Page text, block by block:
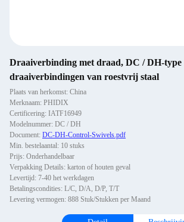
Draaiverbinding met draad, DC / DH-type
draaiverbindingen van roestvrij staal
Plaats van herkomst: China
Merknaam: PHIDIX
Certificering: IATF16949
Modelnummer: DC / DH
Document: DC-DH-Control-Swivels.pdf
Min. bestelaantal: 10 stuks
Prijs: Onderhandelbaar
Verpakking Details: karton of houten geval
Levertijd: 7-40 het werkdagen
Betalingscondities: L/C, D/A, D/P, T/T
Levering vermogen: 888 Stuk/Stukken per Maand